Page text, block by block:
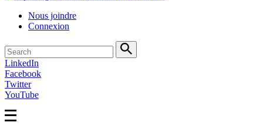
Nous joindre
Connexion
Search
LinkedIn
Facebook
Twitter
YouTube